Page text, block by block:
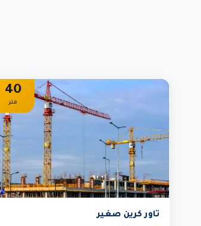
40
متر
تاور كرين صغير